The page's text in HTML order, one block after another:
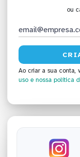
ou
Ao criar a sua conta,
uso e nossa política